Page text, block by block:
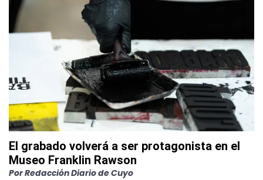
El grabado volverá a ser protagonista en el
Museo Franklin Rawson
PorRedacción Diario de Cuyo